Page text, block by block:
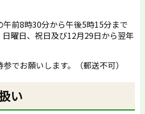
午前8時30分から午後5時15分まで
曜日、祝日及び12月29日から翌年
でお願いします。（郵送不可）
い